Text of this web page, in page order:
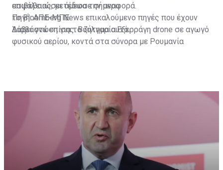
ασφάλειας, μετέδωσε σήμερα
το Bloomberg News επικαλούμενο πηγές που έχουν
λάβει γνώση για το ζήτημα αυτό.
επιβεβαιώσει άμεσα την αναφορά.
Πηγή: ΑΠΕ-ΜΠΕ
Διαβάστε επίσης:Βουλγαρία:Εξερράγη drone σε αγωγό
φυσικού αερίου, κοντά στα σύνορα με Ρουμανία